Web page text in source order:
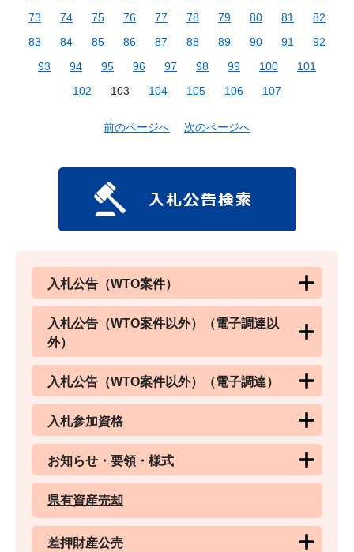
73
74 75 76 77 78 79 80 81
82
83
84 85 86 87 88 89 90 91
92
93
94 95 96 97 98 99 100
101
102
103 104 105 106 107
前のページへ 次のページへ
入札公告（WTO案件）
入札公告（WTO案件以外）（電子調達以
外）
入札公告（WTO案件以外）（電子調達）
入札参加資格
お知らせ・要領・様式
県有資産売却
差押財産公売